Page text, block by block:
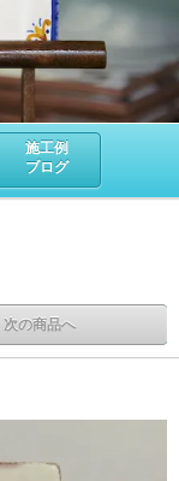
施工例
ブログ
次の商品へ